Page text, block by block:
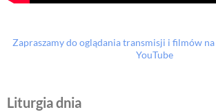
Zapraszamy do oglądania transmisji i filmów
YouTube
Liturgia dnia